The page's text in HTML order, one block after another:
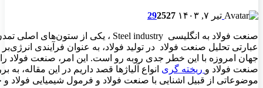
تیر ۷, ۱۴۰۳ 292527
صنعت فولاد به انگلیسی Steel industry
، یکی از ستون‌های اصلی
عبارتی تحلیل صنعت فولاد در تولید فولاد، به عنوان فرآیندی
جهان امروزه با این خطر جدی روبه رو است. این امر، صنعت فولاد
صنعت فولاد و ریخته گری انواع آلیاژها قصد داریم در این مقاله،
موضوعاتی از قبیل اشنایی با صنعت فولاد و فرمول شیمیایی فولاد